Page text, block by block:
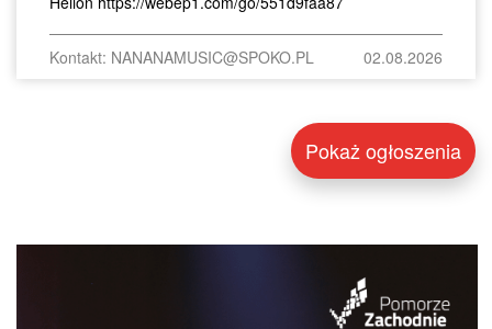
Kontakt: NANANAMUSIC@SPOKO.PL 02.08.2026
Pokaż ogłoszenia